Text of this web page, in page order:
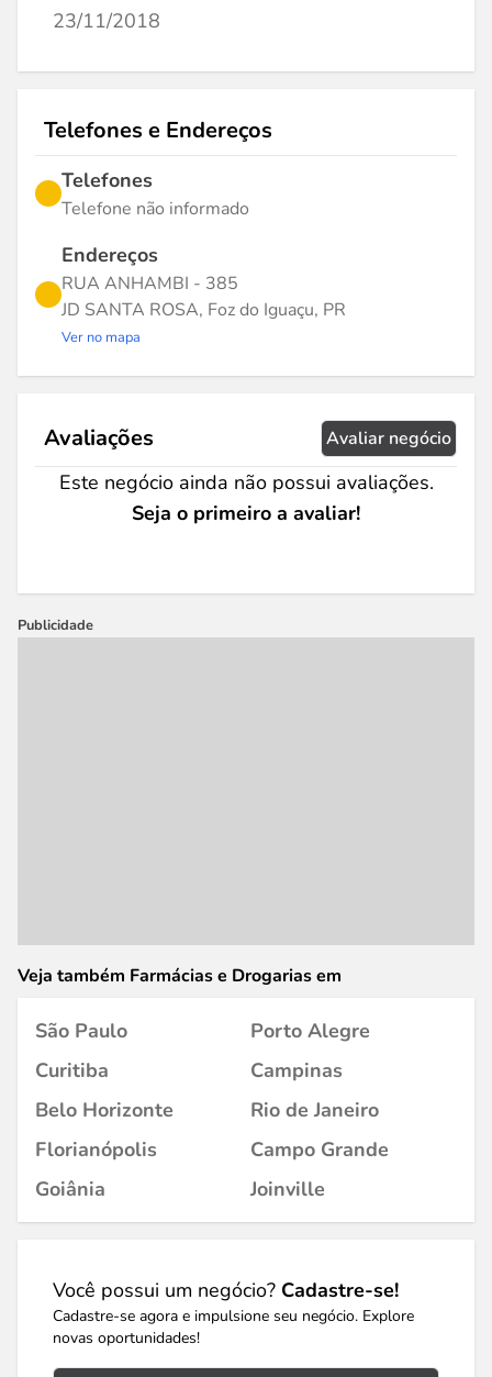
23/11/2018
Telefones e Endereços
Telefones
Telefone não informado
Endereços
RUA ANHAMBI - 385
JD SANTA ROSA, Foz do Iguaçu, PR
Ver no mapa
Avaliações Avaliar negócio
Este negócio ainda não possui avaliações.
Seja o primeiro a avaliar!
Publicidade
Veja também Farmácias e Drogarias em
São Paulo
Porto Alegre
Curitiba
Campinas
Belo Horizonte
Rio de Janeiro
Florianópolis
Campo Grande
Goiânia
Joinville
Você possui um negócio? Cadastre-se!
Cadastre-se agora e impulsione seu negócio. Explore
novas oportunidades!